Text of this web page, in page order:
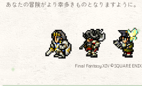
あなたの冒険がより幸多きものとなりますように。
Final Fantasy XIV © SQUARE ENIX